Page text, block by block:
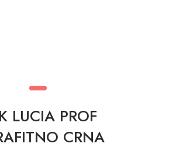
LUCIA PROF
CRNA